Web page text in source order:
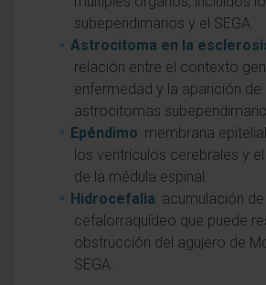
subependimarios y el SEGA.
Astrocitoma en la
relación entre el contexto
enfermedad y la aparición de
astrocitomas
Epéndimo: membrana
los ventrículos cerebrales y
de la médula espinal.
Hidrocefalia: acumulación
cefalorraquídeo que puede
obstrucción del agujero de
SEGA.